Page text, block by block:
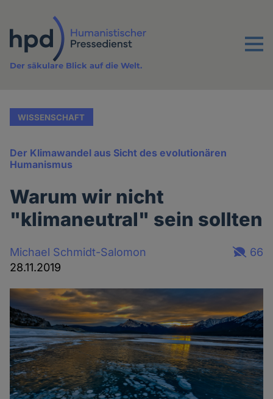
Inhalt
Menu
Der säkulare Blick auf die Welt.
WISSENSCHAFT
Der Klimawandel aus Sicht des evolutionären
Humanismus
Warum wir nicht
"klimaneutral" sein sollten
Michael Schmidt-Salomon
28.11.2019
66